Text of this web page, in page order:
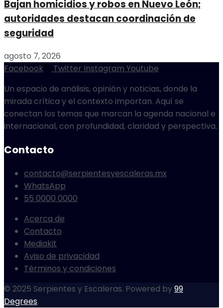
Bajan homicidios y robos en Nuevo León;
autoridades destacan coordinación de
seguridad
agosto 7, 2026
Facebook
Twitter Instagram Youtube
Un espacio de análisis, opinión y noticias, donde la
mirada crítica y el contexto importan. Aquí se
conectan los temas que marcan la agenda nacional e
internacional, con profundidad, claridad y perspectiva.
Contacto
contacto@serpientesyescaleras.mx
WhatsApp
55 0000 0000
Acerca de
Contacto
Mediakit
Aviso de privacidad
Términos y condiciones
© 2025 Serpientes y Escaleras. Powered by99
Degrees.